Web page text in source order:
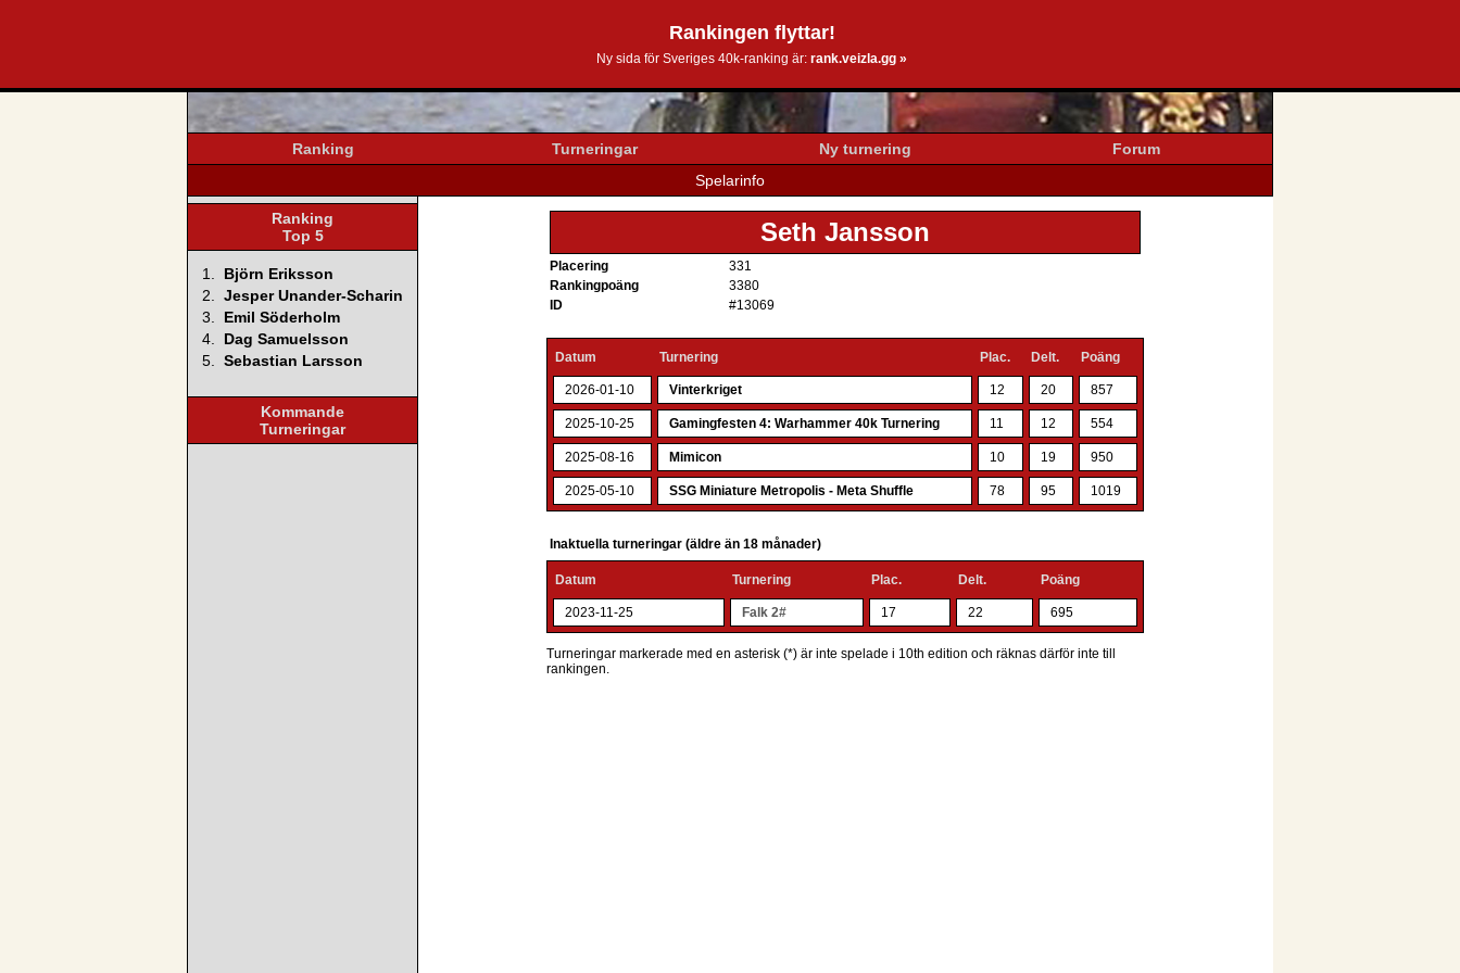
Rankingen flyttar!
Ny sida för Sveriges 40k-ranking är: rank.veizla.gg »
svenska40k.se
Ranking Turneringar Ny turnering
Forum
Spelarinfo
Ranking
Top 5
1.
Björn Eriksson
2. Jesper Unander-Scharin
3.
Emil Söderholm
4.
Dag Samuelsson
5. Sebastian Larsson
Kommande
Turneringar
Seth Jansson
Placering
331
Rankingpoäng
3380
ID
#13069
Datum Turnering Plac. Delt. Poäng
2026-01-10 Vinterkriget 12 20 857
2025-10-25 Gamingfesten 4: Warhammer 40k Turnering 11 12 554
2025-08-16 Mimicon 10 19 950
2025-05-10 SSG Miniature Metropolis - Meta Shuffle 78 95 1019
Inaktuella turneringar (äldre än 18 månader)
Datum Turnering Plac. Delt. Poäng
2023-11-25 Falk 2# 17 22 695
Turneringar markerade med en asterisk (*) är inte spelade i 10th edition och räknas därför inte till
rankingen.